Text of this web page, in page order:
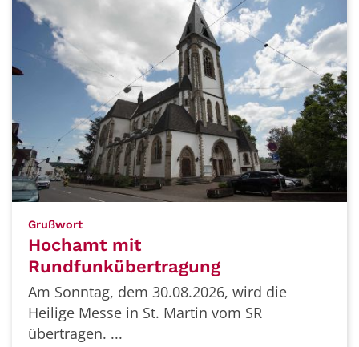
Grußwort:
Hochamt mit
Rundfunkübertragung
Am Sonntag, dem 30.08.2026, wird die
Heilige Messe in St. Martin vom SR
übertragen. ...